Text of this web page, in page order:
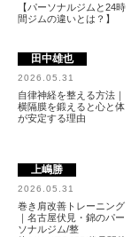
【パーソナルジムと24時
間ジムの違いとは？】
田中雄也
2026.05.31
自律神経を整える方法｜
横隔膜を鍛えると心と体
が安定する理由
上嶋勝
2026.05.31
巻き肩改善トレーニング
｜名古屋伏見・錦のパー
ソナルジム/整